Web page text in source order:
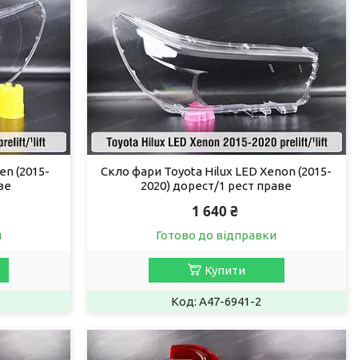
(2015-
Скло фари Toyota Hilux LED Xenon (2015-
2020) дорест/1 рест праве
1 640 ₴
Готово до відправки
Купити
A47-6941-2